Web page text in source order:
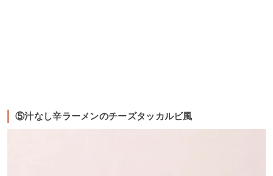
⑤汁なし辛ラーメンのチーズタッカルビ風